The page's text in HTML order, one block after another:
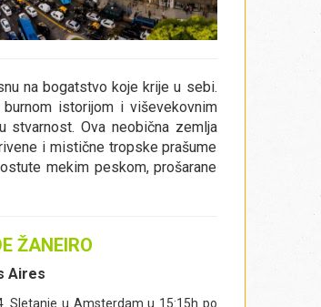
na bogatstvo koje krije u sebi.
istorijom i viševekovnim
stvarnost. Ova neobična zemlja
i mistične tropske prašume
mekim peskom, prošarane
ŽANEIRO
Aires
Sletanje u Amsterdam u 15:15h po